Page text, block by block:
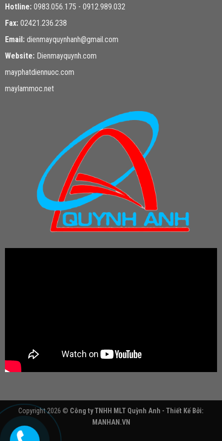
Hotline: 0983.056.175 - 0912.989.032
Fax: 02421.236.238
Email: dienmayquynhanh@gmail.com
Website: Dienmayquynh.com
mayphatdiennuoc.com
maylammoc.net
Copyright 2026 © Công ty TNHH MLT Quỳnh Anh - Thiết Kế Bởi:
MANHAN.VN